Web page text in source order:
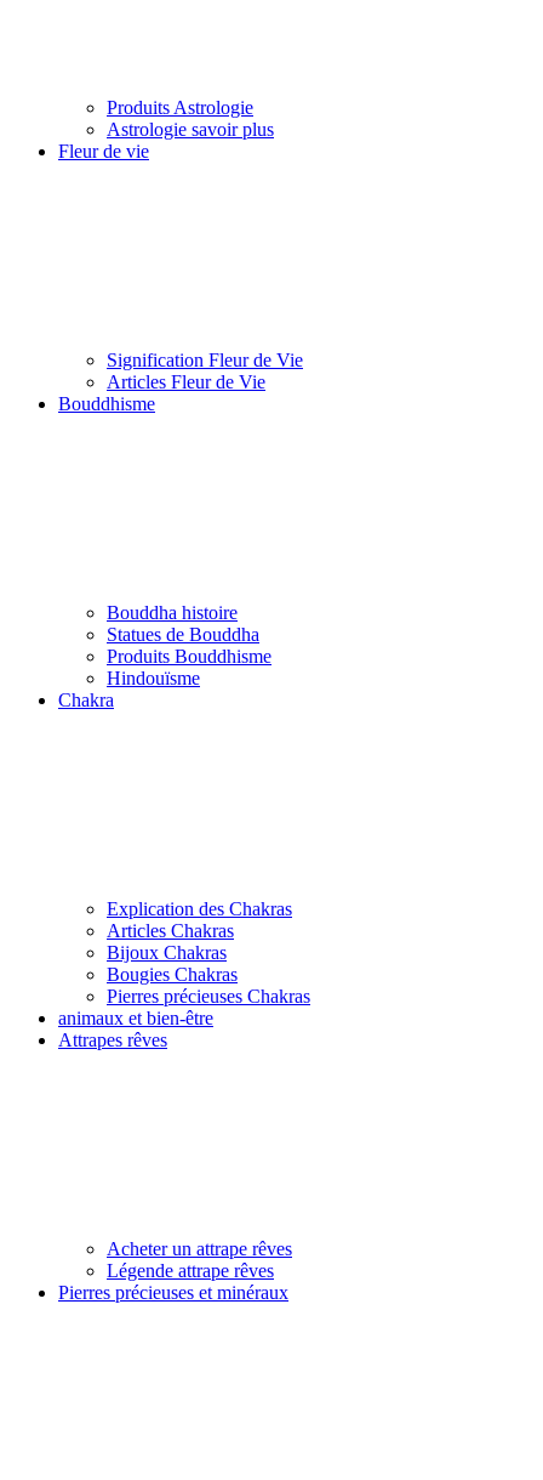
Produits Astrologie
Astrologie savoir plus
Fleur de vie
Signification Fleur de Vie
Articles Fleur de Vie
Bouddhisme
Bouddha histoire
Statues de Bouddha
Produits Bouddhisme
Hindouïsme
Chakra
Explication des Chakras
Articles Chakras
Bijoux Chakras
Bougies Chakras
Pierres précieuses Chakras
animaux et bien-être
Attrapes rêves
Acheter un attrape rêves
Légende attrape rêves
Pierres précieuses et minéraux